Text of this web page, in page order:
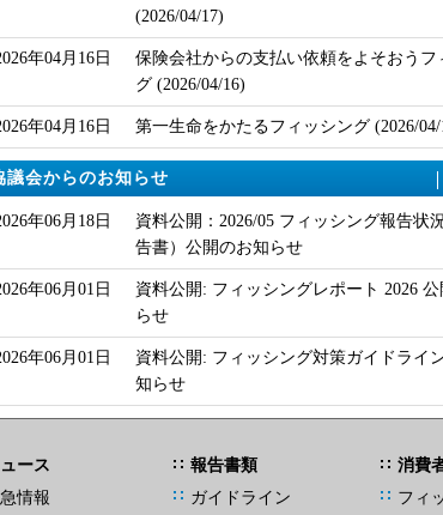
(2026/04/17)
年04月16日
保険会社からの支払い依頼をよそおうフ
グ (2026/04/16)
年04月16日 第一生命をかたるフィッシング (2026/04/
議会からのお知らせ
年06月18日
資料公開：2026/05 フィッシング報告状
告書）公開のお知らせ
年06月01日
資料公開: フィッシングレポート 2026
らせ
年06月01日
資料公開: フィッシング対策ガイドライ
知らせ
ース
情報
報告書類
ガイドライン
消費
フィ